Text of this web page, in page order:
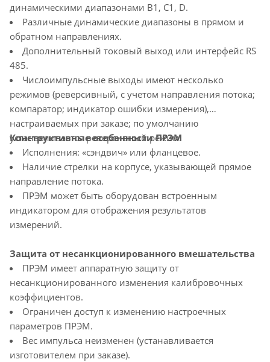
динамическими диапазонами B1, C1, D.
Различные динамические диапазоны в прямом и
обратном направлениях.
Дополнительный токовый выход или интерфейс RS
485.
Числоимпульсные выходы имеют несколько
режимов (реверсивный, с учетом направления потока;
компаратор; индикатор ошибки измерения),
настраиваемых при заказе; по умолчанию
устанавливается реверсивный режим.
Конструктивные особенности ПРЭМ
Исполнения: «сэндвич» или фланцевое.
Наличие стрелки на корпусе, указывающей прямое
направление потока.
ПРЭМ может быть оборудован встроенным
индикатором для отображения результатов
измерений.
Защита от несанкционированного вмешательства
ПРЭМ имеет аппаратную защиту от
несанкционированного изменения калибровочных
коэффициентов.
Ограничен доступ к изменению настроечных
параметров ПРЭМ.
Вес импульса неизменен (устанавливается
изготовителем при заказе).